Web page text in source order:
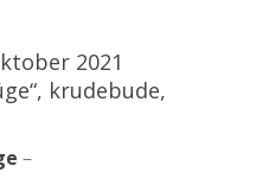
2021
krudebude,
–